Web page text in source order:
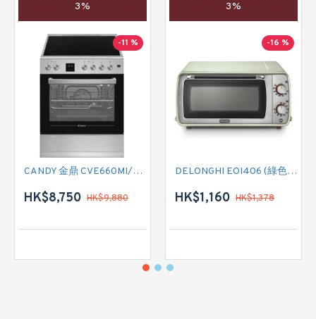
3%
-11 %
CANDY 金鼎 CVE660MI/E 全座式電陶爐連焗爐
HK$8,750 HK$9,880
3%
-16 %
DELONGHI EOI406 (綠色) 焗爐
HK$1,160 HK$1,378